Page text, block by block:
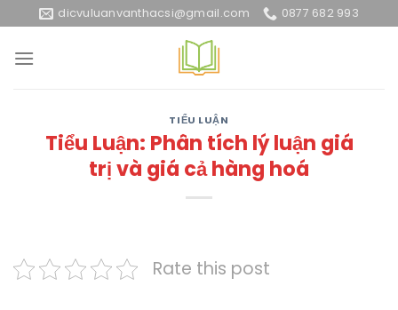
to
content
dicvuluanvanthacsi@gmail.com 0877 682 993
TIỂU LUẬN
Tiểu Luận: Phân tích lý luận giá
trị và giá cả hàng hoá
Rate this post